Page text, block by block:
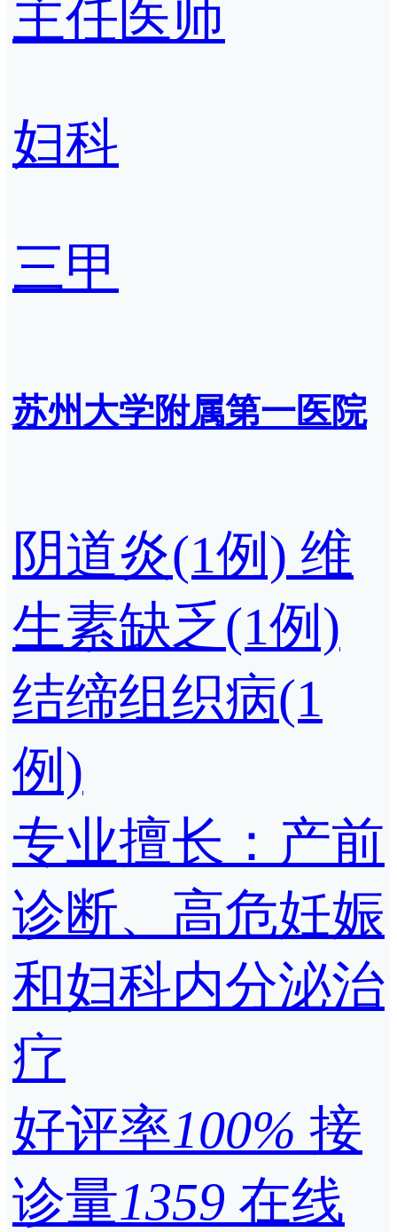
主任医师
妇科
三甲
苏州大学附属第一医院
阴道炎(1例) 维
生素缺乏(1例)
结缔组织病(1
例)
专业擅长：产前
诊断、高危妊娠
和妇科内分泌治
疗
好评率100% 接
诊量1359 在线